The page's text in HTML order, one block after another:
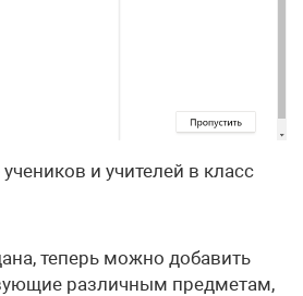
и учителей в класс
теперь можно добавить
различным предметам,